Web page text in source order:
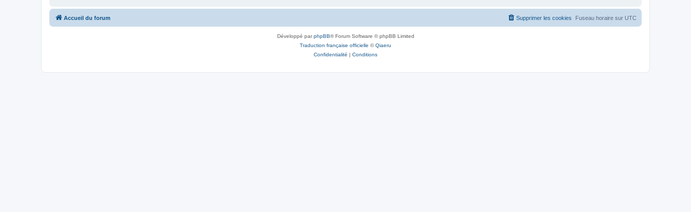
Accueil du forum Fuseau horaire sur UTC
Supprimer les cookies
Développé parphpBB® Forum Software © phpBB Limited
Traduction française officielle ©Qiaeru
Confidentialité | Conditions